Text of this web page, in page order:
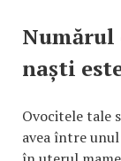
Numărul
naști
Ovocitele tale
avea între